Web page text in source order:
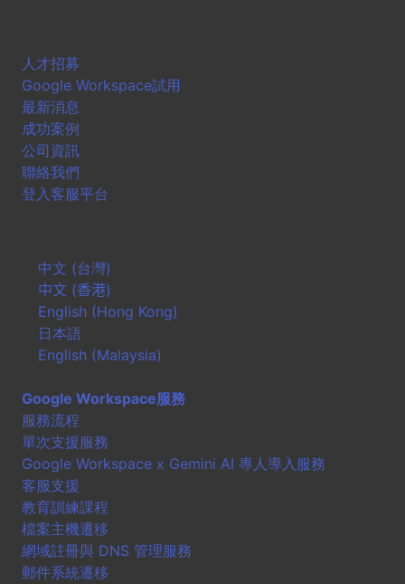
人才招募
Google Workspace試用
最新消息
成功案例
公司資訊
聯絡我們
登入客服平台
中文 (台灣)
中文 (香港)
English (Hong Kong)
日本語
English (Malaysia)
Google Workspace服務
服務流程
單次支援服務
Google Workspace x Gemini AI 專人導入服務
客服支援
教育訓練課程
檔案主機遷移
網域註冊與 DNS 管理服務
郵件系統遷移